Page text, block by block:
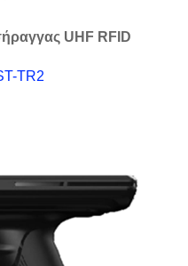
UHF RFID
TR2